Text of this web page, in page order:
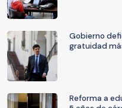
Gobierno
gratuidad
Reforma a